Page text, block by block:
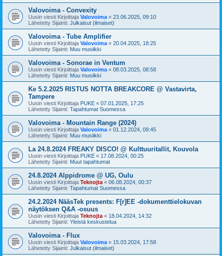
Valovoima - Convexity
Uusin viesti Kirjoittaja Valovoima « 23.06.2025, 09:10
Lähetetty Sijainti: Julkaisut (ilmaiset)
Valovoima - Tube Amplifier
Uusin viesti Kirjoittaja Valovoima « 20.04.2025, 18:25
Lähetetty Sijainti: Muu musiikki
Valovoima - Sonorae in Ventum
Uusin viesti Kirjoittaja Valovoima « 08.03.2025, 08:58
Lähetetty Sijainti: Muu musiikki
Ke 5.2.2025 RISTUS NOTTA BREAKCORE @ Vastavirta,
Tampere
Uusin viesti Kirjoittaja PUKE « 07.01.2025, 17:25
Lähetetty Sijainti: Tapahtumat Suomessa
Valovoima - Mountain Range (2024)
Uusin viesti Kirjoittaja Valovoima « 01.12.2024, 09:45
Lähetetty Sijainti: Muu musiikki
La 24.8.2024 FREAKY DISCO! @ Kulttuuritallit, Kouvola
Uusin viesti Kirjoittaja PUKE « 17.08.2024, 00:25
Lähetetty Sijainti: Muut tapahtumat
24.8.2024 Alppidrome @ UG, Oulu
Uusin viesti Kirjoittaja Teknojta « 06.08.2024, 00:37
Lähetetty Sijainti: Tapahtumat Suomessa
24.2.2024 NääsTek presents: F[r]EE -dokumenttielokuvan
näytöksen Q&A -osuus
Uusin viesti Kirjoittaja Teknojta « 18.04.2024, 14:32
Lähetetty Sijainti: Yleistä keskustelua
Valovoima - Flux
Uusin viesti Kirjoittaja Valovoima « 15.03.2024, 17:58
Lähetetty Sijainti: Julkaisut (ilmaiset)